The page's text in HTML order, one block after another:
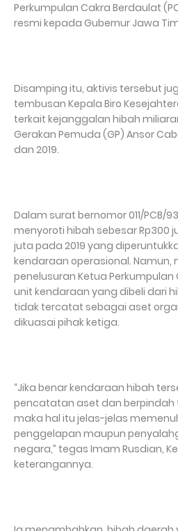
Perkumpulan Cakra Berdaulat
resmi kepada Gubernur Jawa
Disamping itu, aktivis tersebut
tembusan Kepala Biro
terkait kejanggalan hibah
Gerakan Pemuda (GP) Ansor
dan 2019.
Dalam surat bernomor 011/PCB/
menyoroti hibah sebesar Rp300
juta pada 2019 yang
kendaraan operasional. Namun,
penelusuran Ketua
unit kendaraan yang dibeli dari
tidak tercatat sebagai aset
dikuasai pihak ketiga.
“Jika benar kendaraan hibah
pencatatan aset dan berpindah
maka hal itu jelas-jelas
penggelapan maupun
negara,” tegas Imam Rusdian,
keterangannya.